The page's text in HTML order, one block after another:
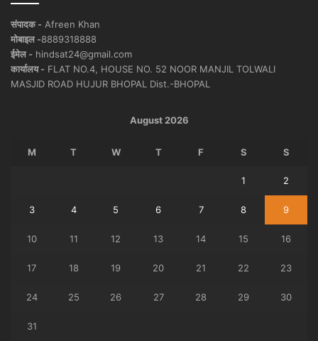
संपादक - Afreen Khan
मोबाइल -8889318888
ईमेल - hindsat24@gmail.com
कार्यालय - FLAT NO.4, HOUSE NO. 52 NOOR MANJIL TOLWALI
MASJID ROAD HUJUR BHOPAL Dist.-BHOPAL
August 2026
M T W T F S S
1 2
3 4 5 6 7 8 9
10 11 12 13 14 15 16
17 18 19 20 21 22 23
24 25 26 27 28 29 30
31